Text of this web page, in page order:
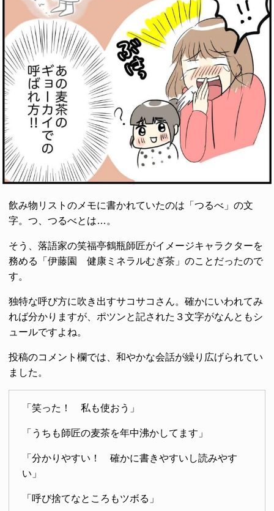
飲み物リストのメモに書かれていたのは「つるべ」の文
字。つ、つるべとは…。
そう、落語家の笑福亭鶴瓶師匠がイメージキャラクターを
務める「伊藤園 健康ミネラルむぎ茶」のことだったので
す。
独特な呼び方に吹き出すサコサコさん。確かにいわれてみ
れば分かりますが、ポツンと記された３文字がなんともシ
ュールですよね。
投稿のコメント欄では、和やかな会話が繰り広げられてい
ました。
「笑った！ 私も使おう」
「うちも師匠の麦茶を年中沸かしてます」
「分かりやすい！ 確かに書きやすいし読みやす
い」
「呼び捨てなところもツボる」